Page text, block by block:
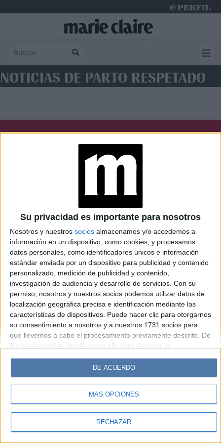
Su privacidad es importante para nosotros
Nosotros y nuestros socios almacenamos y/o accedemos a
información en un dispositivo, como cookies, y procesamos
datos personales, como identificadores únicos e información
estándar enviada por un dispositivo para publicidad y contenido
personalizado, medición de publicidad y contenido,
investigación de audiencia y desarrollo de servicios. Con su
permiso, nosotros y nuestros socios podemos utilizar datos de
localización geográfica precisa e identificación mediante las
características de dispositivos. Puede hacer clic para otorgarnos
su consentimiento a nosotros y a nuestros 1731 socios para
que llevemos a cabo el procesamiento previamente descrito. De
forma alternativa, puede hacer clic para denegar su
cambiar sus preferencias antes de otorgar su consentimiento.
Tenga en cuenta que algún procesamiento de sus datos
personales puede no requerir de su consentimiento, pero usted
tiene el derecho de rechazar tal procesamiento. Sus
sus preferencias o retirar su consentimiento en cualquier
MÁS OPCIONES
RECHAZAR
DE ACUERDO
NOTICIAS DE PARTO RESPETADO
Caras Noticias
Weekend Parabrisas
Look
Luz Mía Lunateen Break BATimes
© Perfil.com 2006-2019 - Todos los derechos reservados
Registro de Propiedad Intelectual: Nro. 5346433